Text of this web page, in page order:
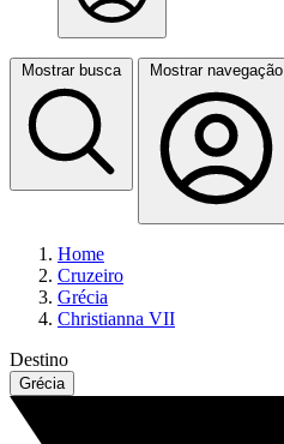
Mostrar busca Mostrar navegação
Home
Cruzeiro
Grécia
Christianna VII
Destino
Grécia